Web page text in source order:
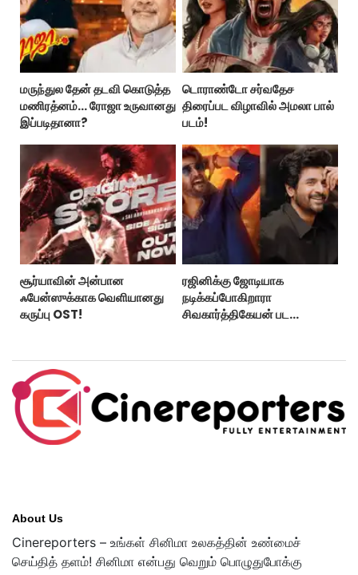
மருந்துல தேன் தடவி கொடுத்த
மணிரத்னம்... ரோஜா உருவானது
இப்படிதானா?
டொராண்டோ சர்வதேச
திரைப்பட விழாவில் அமலா பால்
படம்!
சூர்யாவின் அன்பான
ஃபேன்ஸுக்காக வெளியானது
கருப்பு OST!
ரஜினிக்கு ஜோடியாக
நடிக்கப்போகிறாரா
சிவகார்த்திகேயன் பட
About Us
Cinereporters – உங்கள் சினிமா உலகத்தின் உண்மைச்
செய்தித் தளம்! சினிமா என்பது வெறும் பொழுதுபோக்கு